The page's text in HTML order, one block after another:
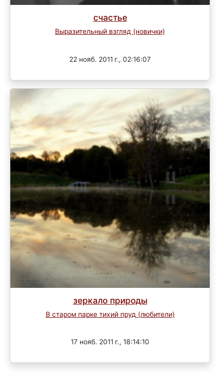
счастье
Выразительный взгляд (новички)
22 нояб. 2011 г., 02:16:07
зеркало природы
В старом парке тихий пруд (любители)
17 нояб. 2011 г., 18:14:10